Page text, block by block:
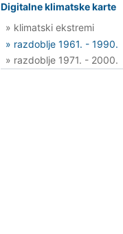
Digitalne klimatske karte
» klimatski ekstremi
» razdoblje 1961. - 1990.
» razdoblje 1971. - 2000.